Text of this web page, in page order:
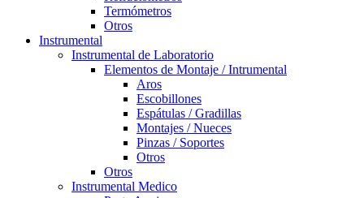
Termómetros
Otros
Instrumental
Instrumental de Laboratorio
Elementos de Montaje / Intrumental
Aros
Escobillones
Espátulas / Gradillas
Montajes / Nueces
Pinzas / Soportes
Otros
Otros
Instrumental Medico